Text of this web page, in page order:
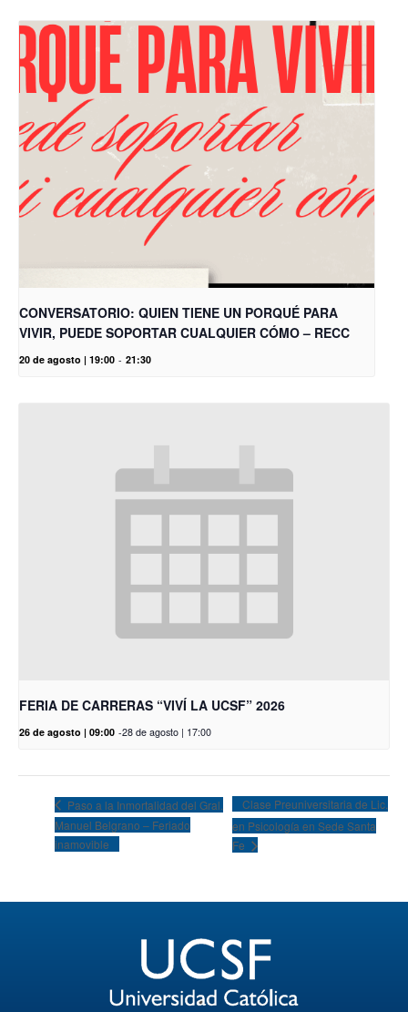
CONVERSATORIO: QUIEN TIENE UN PORQUÉ PARA
VIVIR, PUEDE SOPORTAR CUALQUIER CÓMO – RECC
20 de agosto | 19:00 - 21:30
FERIA DE CARRERAS “VIVÍ LA UCSF” 2026
26 de agosto | 09:00 -28 de agosto | 17:00
Paso a la Inmortalidad del Gral.
Manuel Belgrano – Feriado
inamovible
Clase Preuniversitaria de Lic.
en Psicología en Sede Santa
Fe